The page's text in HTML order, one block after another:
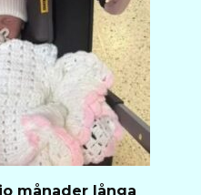
månader långa